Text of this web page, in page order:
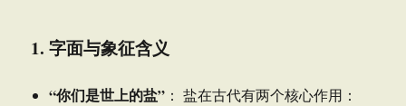
1. 字面与象征含义
“你们是世上的盐” ： 盐在古代有两个核心作用：